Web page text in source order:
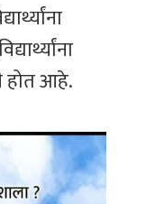
होत आहे.